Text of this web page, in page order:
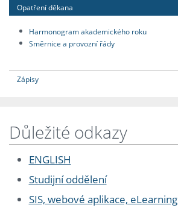
Opatření děkana
Harmonogram akademického roku
Směrnice a provozní řády
Zápisy
Důležité odkazy
ENGLISH
Studijní oddělení
SIS, webové aplikace, eLearning